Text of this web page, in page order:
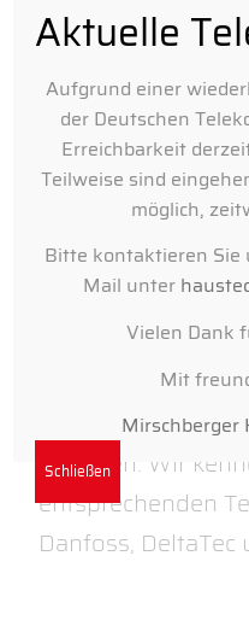
eine
vorhanden ist.
Umgebung ist
Dechsendorf, das
gespeist wird und
Wohneinheiten
Das
GmbH
Erlangen. Wir
entsprechenden
Danfoss, DeltaTec
Aktuelle
Aufgrund einer
der Deutschen
Erreichbarkeit
Teilweise sind
möglich,
Bitte kontaktieren Sie
Mail unter
Vielen Dank
Mit
Mirschberger
Schließen